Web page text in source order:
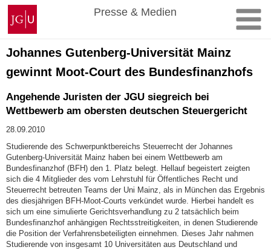
Zum
Inhalt
springen
Johannes
Gutenberg-
Universität
Mainz
Presse & Medien
Johannes Gutenberg-Universität Mainz
gewinnt Moot-Court des Bundesfinanzhofs
Angehende Juristen der JGU siegreich bei
Wettbewerb am obersten deutschen Steuergericht
28.09.2010
Studierende des Schwerpunktbereichs Steuerrecht der Johannes
Gutenberg-Universität Mainz haben bei einem Wettbewerb am
Bundesfinanzhof (BFH) den 1. Platz belegt. Hellauf begeistert zeigten
sich die 4 Mitglieder des vom Lehrstuhl für Öffentliches Recht und
Steuerrecht betreuten Teams der Uni Mainz, als in München das Ergebnis
des diesjährigen BFH-Moot-Courts verkündet wurde. Hierbei handelt es
sich um eine simulierte Gerichtsverhandlung zu 2 tatsächlich beim
Bundesfinanzhof anhängigen Rechtsstreitigkeiten, in denen Studierende
die Position der Verfahrensbeteiligten einnehmen. Dieses Jahr nahmen
Studierende von insgesamt 10 Universitäten aus Deutschland und